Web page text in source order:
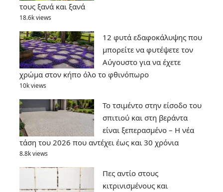
τους ξανά και ξανά
18.6k views
12 φυτά εδαφοκάλυψης που
μπορείτε να φυτέψετε τον
Αύγουστο για να έχετε
χρώμα στον κήπο όλο το φθινόπωρο
10k views
Το τσιμέντο στην είσοδο του
σπιτιού και στη βεράντα
είναι ξεπερασμένο – Η νέα
τάση του 2026 που αντέχει έως και 30 χρόνια
8.8k views
Πες αντίο στους
κιτρινισμένους και